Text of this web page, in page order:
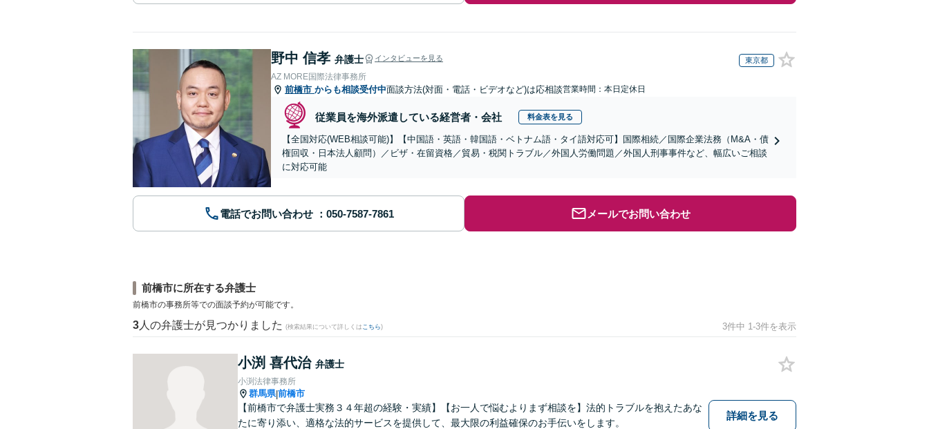
野中 信孝 弁護士 インタビューを見る 東京都
AZ MORE国際法律事務所
前橋市 からも相談受付中面談方法(対面・電話・ビデオなど)は応相談営業時間：本日定休日
従業員を海外派遣している経営者・会社 料金表を見る
【全国対応(WEB相談可能)】【中国語・英語・韓国語・ベトナム語・タイ語対応可】国際相続／国際企業法務（M&A・債
権回収・日本法人顧問）／ビザ・在留資格／貿易・税関トラブル／外国人労働問題／外国人刑事事件など、幅広いご相談
に対応可能
電話でお問い合わせ メールでお問い合わせ
前橋市に所在する弁護士
前橋市の事務所等での面談予約が可能です。
3 人の弁護士が見つかりました (検索結果について詳しくは こちら) 3件中 1-3件を表示
小渕 喜代治 弁護士
小渕法律事務所
群馬県|前橋市
【前橋市で弁護士実務３４年超の経験・実績】【お一人で悩むよりまず相談を】法的トラブルを抱えたあな
たに寄り添い、適格な法的サービスを提供して、最大限の利益確保のお手伝いをします。
詳細を見る